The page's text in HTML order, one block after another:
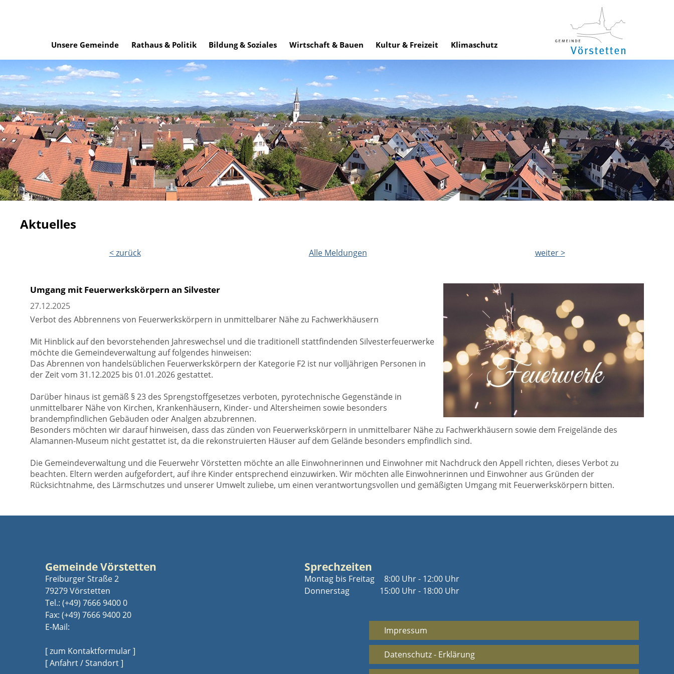
Unsere Gemeinde Rathaus & Politik Bildung & Soziales Wirtschaft & Bauen Kultur & Freizeit Klimaschutz
Aktuelles
< zurück Alle Meldungen weiter >
Umgang mit Feuerwerkskörpern an Silvester
27.12.2025
Verbot des Abbrennens von Feuerwerkskörpern in unmittelbarer Nähe zu Fachwerkhäusern
Mit Hinblick auf den bevorstehenden Jahreswechsel und die traditionell stattfindenden Silvesterfeuerwerke
möchte die Gemeindeverwaltung auf folgendes hinweisen:
Das Abrennen von handelsüblichen Feuerwerkskörpern der Kategorie F2 ist nur volljährigen Personen in
der Zeit vom 31.12.2025 bis 01.01.2026 gestattet.
Darüber hinaus ist gemäß § 23 des Sprengstoffgesetzes verboten, pyrotechnische Gegenstände in
unmittelbarer Nähe von Kirchen, Krankenhäusern, Kinder- und Altersheimen sowie besonders
brandempfindlichen Gebäuden oder Analgen abzubrennen.
Besonders möchten wir darauf hinweisen, dass das zünden von Feuerwerkskörpern in unmittelbarer Nähe zu Fachwerkhäusern sowie dem Freigelände des
Alamannen-Museum nicht gestattet ist, da die rekonstruierten Häuser auf dem Gelände besonders empfindlich sind.
Die Gemeindeverwaltung und die Feuerwehr Vörstetten möchte an alle Einwohnerinnen und Einwohner mit Nachdruck den Appell richten, dieses Verbot zu
beachten. Eltern werden aufgefordert, auf ihre Kinder entsprechend einzuwirken. Wir möchten alle Einwohnerinnen und Einwohner aus Gründen der
Rücksichtnahme, des Lärmschutzes und unserer Umwelt zuliebe, um einen verantwortungsvollen und gemäßigten Umgang mit Feuerwerkskörpern bitten.
Gemeinde Vörstetten
Freiburger Straße 2
79279 Vörstetten
Tel.: (+49) 7666 9400 0
Fax: (+49) 7666 9400 20
E-Mail:
[ zum Kontaktformular ]
[ Anfahrt / Standort ]
Sprechzeiten
Montag bis Freitag
Donnerstag
8:00 Uhr - 12:00 Uhr
15:00 Uhr - 18:00 Uhr
Impressum
Datenschutz - Erklärung